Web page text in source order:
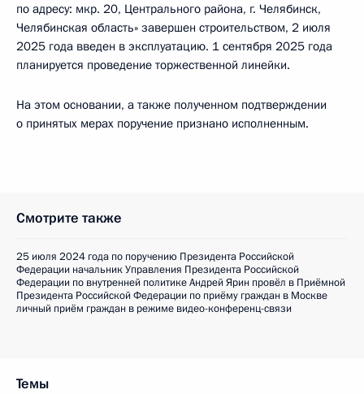
по адресу: мкр. 20, Центрального района, г. Челябинск,
Челябинская область» завершен строительством, 2 июля
2025 года введен в эксплуатацию. 1 сентября 2025 года
планируется проведение торжественной линейки.
На этом основании, а также полученном подтверждении
о принятых мерах поручение признано исполненным.
Смотрите также
25 июля 2024 года по поручению Президента Российской
Федерации начальник Управления Президента Российской
Федерации по внутренней политике Андрей Ярин провёл в Приёмной
Президента Российской Федерации по приёму граждан в Москве
личный приём граждан в режиме видео-конференц-связи
Темы